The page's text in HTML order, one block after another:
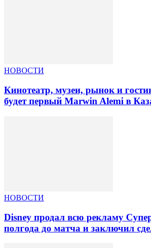
НОВОСТИ
Кинотеатр, музеи, рынок и
будет первый Marwin Alemi в
НОВОСТИ
Disney продал всю рекламу
полгода до матча и заключил